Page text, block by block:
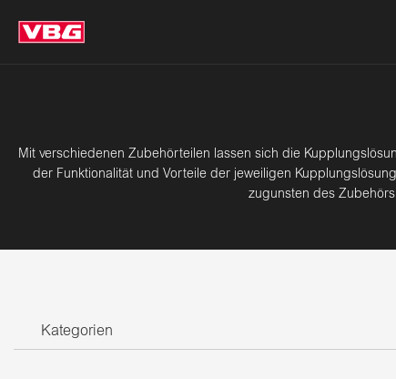
Mit verschiedenen Zubehörteilen lassen sich die
der Funktionalität und Vorteile der jeweiligen
zugunsten des
Kategorien